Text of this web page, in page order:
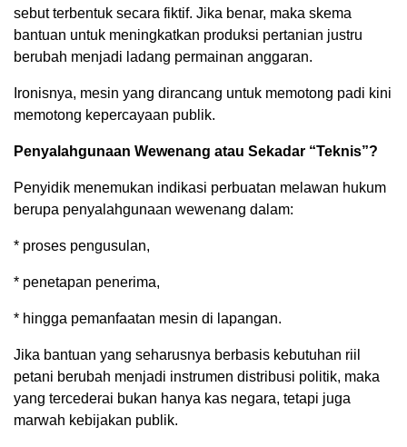
sebut terbentuk secara fiktif. Jika benar, maka skema
bantuan untuk meningkatkan produksi pertanian justru
berubah menjadi ladang permainan anggaran.
Ironisnya, mesin yang dirancang untuk memotong padi kini
memotong kepercayaan publik.
Penyalahgunaan Wewenang atau Sekadar “Teknis”?
Penyidik menemukan indikasi perbuatan melawan hukum
berupa penyalahgunaan wewenang dalam:
* proses pengusulan,
* penetapan penerima,
* hingga pemanfaatan mesin di lapangan.
Jika bantuan yang seharusnya berbasis kebutuhan riil
petani berubah menjadi instrumen distribusi politik, maka
yang tercederai bukan hanya kas negara, tetapi juga
marwah kebijakan publik.